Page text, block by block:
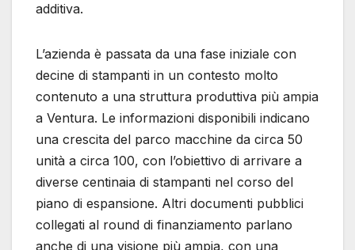
additiva.
L’azienda è passata da una fase iniziale con
decine di stampanti in un contesto molto
contenuto a una struttura produttiva più ampia
a Ventura. Le informazioni disponibili indicano
una crescita del parco macchine da circa 50
unità a circa 100, con l’obiettivo di arrivare a
diverse centinaia di stampanti nel corso del
piano di espansione. Altri documenti pubblici
collegati al round di finanziamento parlano
anche di una visione più ampia, con una